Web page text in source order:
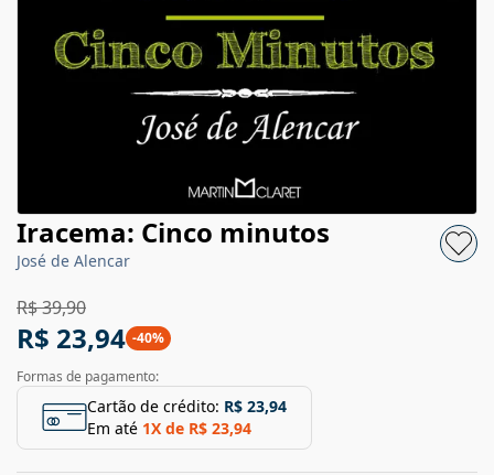
Iracema: Cinco minutos
José de Alencar
R$ 39,90
R$ 23,94 -40%
Formas de pagamento:
Cartão de crédito: R$ 23,94
Em até 1X de R$ 23,94